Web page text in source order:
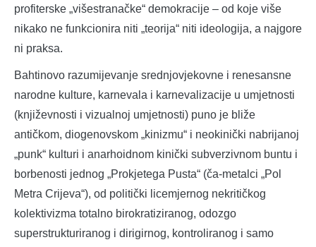
profiterske „višestranačke“ demokracije – od koje više
nikako ne funkcionira niti „teorija“ niti ideologija, a najgore
ni praksa.
Bahtinovo razumijevanje srednjovjekovne i renesansne
narodne kulture, karnevala i karnevalizacije u umjetnosti
(književnosti i vizualnoj umjetnosti) puno je bliže
antičkom, diogenovskom „kinizmu“ i neokinički nabrijanoj
„punk“ kulturi i anarhoidnom kinički subverzivnom buntu i
borbenosti jednog „Prokjetega Pusta“ (ča-metalci „Pol
Metra Crijeva“), od politički licemjernog nekritičkog
kolektivizma totalno birokratiziranog, odozgo
superstrukturiranog i dirigirnog, kontroliranog i samo